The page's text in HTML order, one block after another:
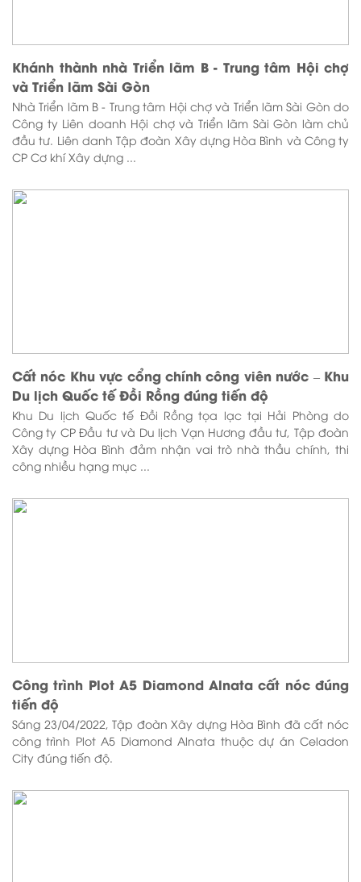
Khánh thành nhà Triển lãm B - Trung tâm Hội chợ
và Triển lãm Sài Gòn
Nhà Triển lãm B - Trung tâm Hội chợ và Triển lãm Sài Gòn do
Công ty Liên doanh Hội chợ và Triển lãm Sài Gòn làm chủ
đầu tư. Liên danh Tập đoàn Xây dựng Hòa Bình và Công ty
CP Cơ khí Xây dựng ...
Cất nóc Khu vực cổng chính công viên nước – Khu
Du lịch Quốc tế Đồi Rồng đúng tiến độ
Khu Du lịch Quốc tế Đồi Rồng tọa lạc tại Hải Phòng do
Công ty CP Đầu tư và Du lịch Vạn Hương đầu tư, Tập đoàn
Xây dựng Hòa Bình đảm nhận vai trò nhà thầu chính, thi
công nhiều hạng mục ...
Công trình Plot A5 Diamond Alnata cất nóc đúng
tiến độ
Sáng 23/04/2022, Tập đoàn Xây dựng Hòa Bình đã cất nóc
công trình Plot A5 Diamond Alnata thuộc dự án Celadon
City đúng tiến độ.